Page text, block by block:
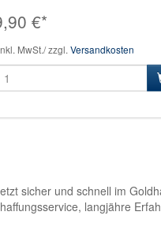
€*
MwSt./ zzgl. Versandkosten
sicher und schnell im
langjähre